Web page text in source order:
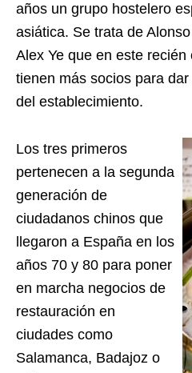
años un grupo hostelero
asiática. Se trata de
Alex Ye que en este
tienen más socios para
del establecimiento.
Los tres primeros
pertenecen a la segunda
generación de
ciudadanos chinos que
llegaron a España en los
años 70 y 80 para poner
en marcha negocios de
restauración en
ciudades como
Salamanca, Badajoz o